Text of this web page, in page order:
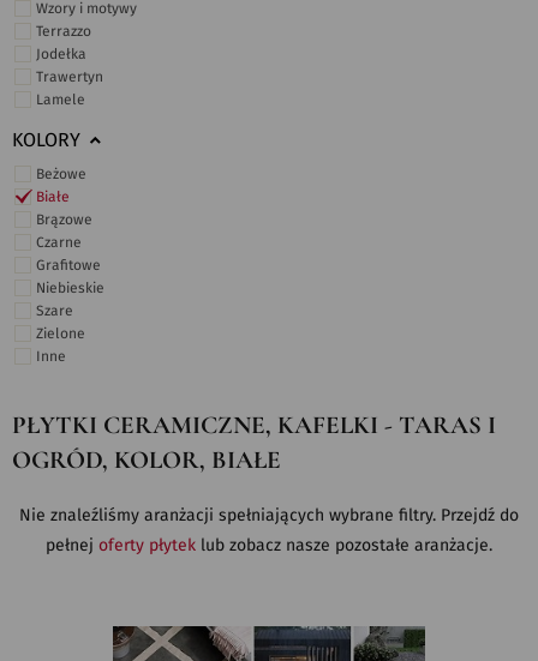
Wzory i motywy
Terrazzo
Jodełka
Trawertyn
Lamele
KOLORY
Beżowe
Białe
Brązowe
Czarne
Grafitowe
Niebieskie
Szare
Zielone
Inne
PŁYTKI CERAMICZNE, KAFELKI - TARAS I
OGRÓD, KOLOR, BIAŁE
Nie znaleźliśmy aranżacji spełniających wybrane filtry. Przejdź do
pełnej oferty płytek lub zobacz nasze pozostałe aranżacje.